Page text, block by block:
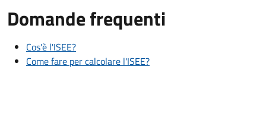
Domande frequenti
Cos'è l'ISEE?
Come fare per calcolare l'ISEE?